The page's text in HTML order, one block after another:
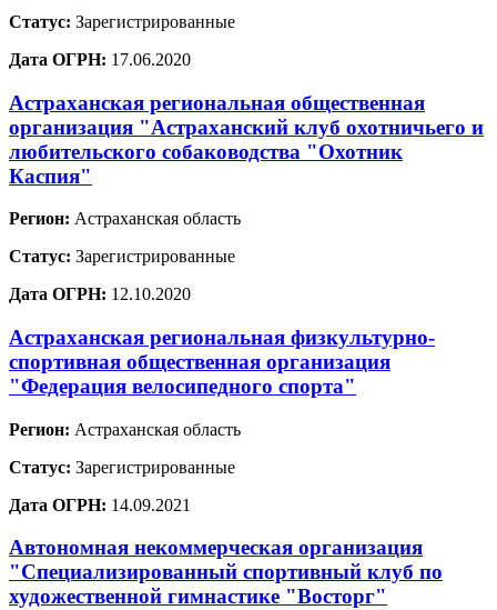
Статус: Зарегистрированные
Дата ОГРН: 17.06.2020
Астраханская региональная общественная
организация "Астраханский клуб охотничьего и
любительского собаководства "Охотник
Каспия"
Регион: Астраханская область
Статус: Зарегистрированные
Дата ОГРН: 12.10.2020
Астраханская региональная физкультурно-
спортивная общественная организация
"Федерация велосипедного спорта"
Регион: Астраханская область
Статус: Зарегистрированные
Дата ОГРН: 14.09.2021
Автономная некоммерческая организация
"Специализированный спортивный клуб по
художественной гимнастике "Восторг"